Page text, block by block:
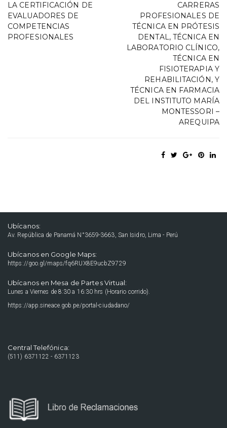
LA CERTIFICACIÓN DE
EVALUADORES DE
COMPETENCIAS
PROFESIONALES
CARRERAS
PROFESIONALES DE
TÉCNICA EN PRÓTESIS
DENTAL, TÉCNICA EN
LABORATORIO CLÍNICO,
TÉCNICA EN
FISIOTERAPIA Y
REHABILITACIÓN, Y
TÉCNICA EN FARMACIA
DEL INSTITUTO MARÍA
MONTESSORI –
AREQUIPA
Ubícanos:
Av. República de Panamá N°3659-3663, San Isidro, Lima - Perú
Ubícanos en Google Maps:
https://goo.gl/maps/fq6RUX8E9ucbZ9729
Ubícanos en Mesa de Partes Virtual:
Lunes a Viernes de 8:30 a 16:30 hrs (Horario corrido).
https://app.sineace.gob.pe/portal-ciudadano/
Central Telefónica:
(511) 6371122 - 6371123